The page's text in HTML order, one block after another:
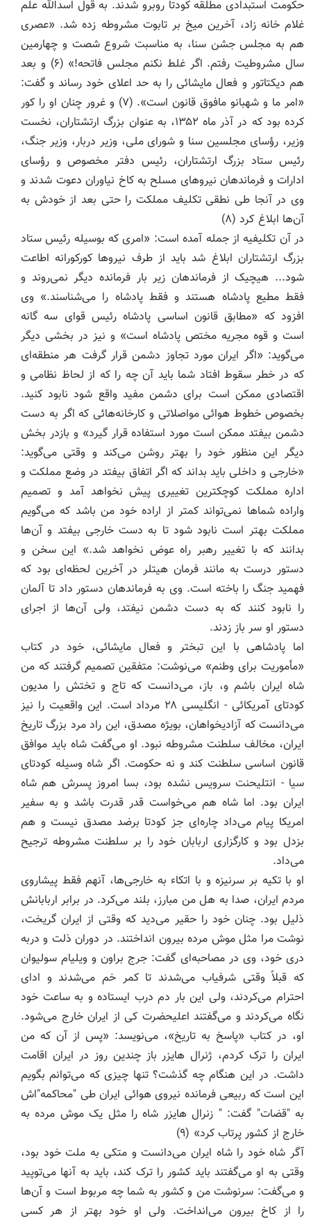
حکومت استبدادی مطلقه کودتا روبرو شدند. به قول اسدالله علم
غلام خانه زاد، آخرین میخ بر تابوت مشروطه زده شد. «عصرى
هم به مجلس جشن سنا، به مناسبت شروع شصت و چهارمین
سال مشروطیت رفتم. اگر غلط نکنم مجلس فاتحه!» (۶) و بعد
هم دیکتاتور و فعال مایشائى را به حد اعلاى خود رساند و گفت:
«امر ما و شهبانو مافوق قانون است». (۷) و غرور چنان او را کور
کرده بود که در آذر ماه ۱۳۵۲، به عنوان بزرگ ارتشتاران، نخست
وزیر، رؤسای مجلسین سنا و شورا‌ی ملی، وزیر دربار، وزیر جنگ،
رئیس ستاد بزرگ ارتشتاران، رئیس دفتر مخصوص و رؤسای
ادارات و فرماندهان نیروهای مسلح به کاخ نیاوران دعوت شدند و
وی در آنجا طی نطقی تکلیف مملکت را حتی بعد از خودش به
آن‌ها ابلاغ کرد (۸)
در آن تکلیفیه از جمله آمده است: «امری که بوسیله رئیس ستاد
بزرگ ارتشتاران ابلاغ شد باید از طرف نیروها کورکورانه اطاعت
شود... هیچیک از فرماندهان زیر بار فرمانده دیگر نمی‌روند و
فقط مطیع پادشاه هستند و فقط پادشاه را می‌شناسند.» وی
افزود که «مطابق قانون اساسی پادشاه رئیس قوای سه گانه
است و قوه مجریه مختص پادشاه است» و نیز در بخشی دیگر
می‌گوید: «اگر ایران مورد تجاوز دشمن قرار گرفت هر منطقه‌ای
که در خطر سقوط افتاد شما باید آن چه را که از لحاظ نظامی و
اقتصادی ممکن است برای دشمن مفید واقع شود نابود کنید.
بخصوص خطوط هوائی مواصلاتی و کارخانه‌هائی که اگر به دست
دشمن بیفتد ممکن است مورد استفاده قرار گیرد» و بازدر بخش
دیگر این منظور خود را بهتر روشن می‌کند و وقتی می‌گوید:
«خارجی و داخلی باید بداند که اگر اتفاق بیفتد در وضع مملکت و
اداره مملکت کوچکترین تغییری پیش نخواهد آمد و تصمیم
واراده شماها نمی‌تواند کمتر از اراده خود من باشد که می‌گویم
مملکت بهتر است نابود شود تا به دست خارجی بیفتد و آن‌ها
بدانند که با تغییر رهبر راه عوض نخواهد شد.» این سخن و
دستور درست به مانند فرمان هیتلر در آخرین لحظه‌ای بود که
فهمید جنگ را باخته است. وی به فرماندهان دستور داد تا آلمان
را نابود کنند که به دست دشمن نیفتد، ولی آن‌ها از اجرای
دستور او سر باز زدند.
اما پادشاهی با این تبختر و فعال مایشائی، خود در کتاب
«مأموریت برای وطنم» می‌نوشت: متفقین تصمیم گرفتند که من
شاه ایران باشم و، باز، می‌دانست که تاج و تختش را مدیون
کودتای آمریکائی - انگلیسی ۲۸ مرداد است. این واقعیت را نیز
می‌دانست که آزادیخواهان، بویژه مصدق، این راد مرد بزرگ تاریخ
ایران، مخالف سلطنت مشروطه نبود. او می‌گفت شاه باید موافق
قانون اساسی سلطنت کند و نه حکومت. اگر شاه وسیله کودتای
سیا - انتلیحنت سرویس نشده بود، بسا امروز پسرش هم شاه
ایران بود. اما شاه هم می‌خواست قدر قدرت باشد و به سفیر
امریکا پیام می‌داد چاره‌ای جز کودتا برضد مصدق نیست و هم
بزدل بود و کارگزاری اربابان خود را بر سلطنت مشروطه ترجیح
می‌داد.
او با تکیه بر سرنیزه و با اتکاء به خارجی‌ها، آنهم فقط پیشاروی
مردم ایران، صدا به هل من مبارز، بلند می‌کرد. در برابر اربابانش
ذلیل بود. چنان خود را حقیر می‌دید که وقتی از ایران گریخت،
نوشت مرا مثل موش مرده بیرون انداختند. در دوران ذلت و دربه
دری خود، وی در مصاحبه‌ای گفت: جرج براون و ویلیام سولیوان
که قبلاً وقتی شرفیاب می‌شدند تا کمر خم می‌شدند و ادای
احترام می‌کردند، ولی این بار دم درب ایستاده و به ساعت خود
نگاه می‌کردند و می‌گفتند اعلیحضرت کی از ایران خارج می‌شود.
او، در کتاب «پاسخ به تاریخ»، می‌نویسد: «پس از آن که من
ایران را ترک کردم، ژنرال هایزر باز چندین روز در ایران اقامت
داشت. در این هنگام چه گذشت؟ تنها چیزی که می‌توانم بگویم
این است که ربیعی فرمانده نیروی هوائی ایران طی "محاکمه"‌اش
به "قضات" گفت: " زنرال هایزر شاه را مثل یک موش مرده به
خارج از کشور پرتاب کرد» (۹)
آگر شاه خود را شاه ایران می‌دانست و متکی به ملت خود بود،
وقتی به او می‌گفتند باید کشور را ترک کند، باید به آنها می‌توپید
و می‌گفت: سرنوشت من و کشور به شما چه مربوط است و آن‌ها
را از کاخ بیرون می‌انداخت. ولی او خود بهتر از هر کسی